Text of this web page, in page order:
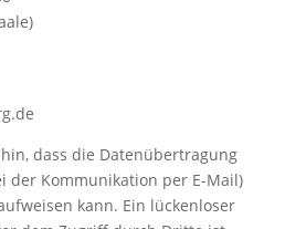
dass die Datenübertragung
der Kommunikation per E-Mail)
kann. Ein lückenloser